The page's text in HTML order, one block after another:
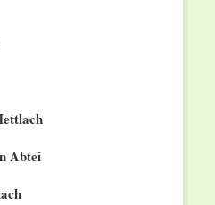
Abtei